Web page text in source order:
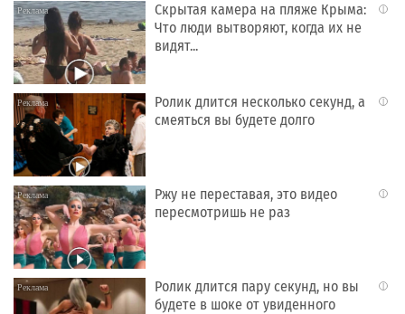
i
Скрытая камера на пляже Крыма:
Что люди вытворяют, когда их не
видят...
i
Ролик длится несколько секунд, а
смеяться вы будете долго
i
Ржу не переставая, это видео
пересмотришь не раз
i
Ролик длится пару секунд, но вы
будете в шоке от увиденного